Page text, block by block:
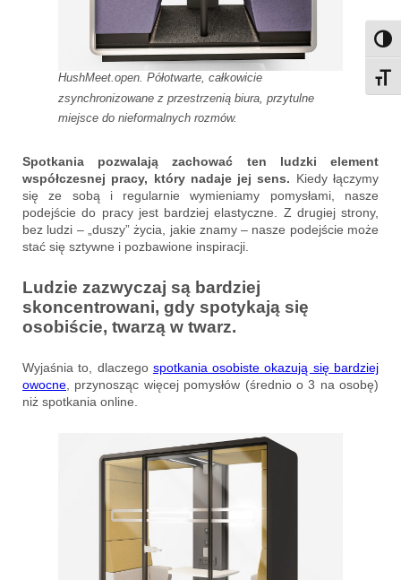
HushMeet.open. Półotwarte, całkowicie
zsynchronizowane z przestrzenią biura, przytulne
miejsce do nieformalnych rozmów.
Spotkania pozwalają zachować ten ludzki element
współczesnej pracy, który nadaje jej sens. Kiedy łączymy
się ze sobą i regularnie wymieniamy pomysłami, nasze
podejście do pracy jest bardziej elastyczne. Z drugiej strony,
bez ludzi – „duszy” życia, jakie znamy – nasze podejście może
stać się sztywne i pozbawione inspiracji.
Ludzie zazwyczaj są bardziej
skoncentrowani, gdy spotykają się
osobiście, twarzą w twarz.
Wyjaśnia to, dlaczego spotkania osobiste okazują się bardziej
owocne, przynosząc więcej pomysłów (średnio o 3 na osobę)
niż spotkania online.